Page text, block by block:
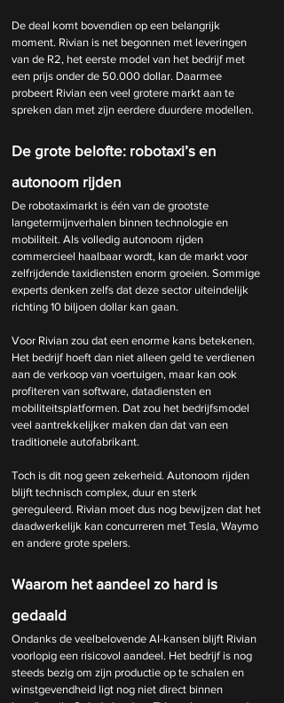
De deal komt bovendien op een belangrijk
moment. Rivian is net begonnen met leveringen
van de R2, het eerste model van het bedrijf met
een prijs onder de 50.000 dollar. Daarmee
probeert Rivian een veel grotere markt aan te
spreken dan met zijn eerdere duurdere modellen.
De grote belofte: robotaxi’s en
autonoom rijden
De robotaximarkt is één van de grootste
langetermijnverhalen binnen technologie en
mobiliteit. Als volledig autonoom rijden
commercieel haalbaar wordt, kan de markt voor
zelfrijdende taxidiensten enorm groeien. Sommige
experts denken zelfs dat deze sector uiteindelijk
richting 10 biljoen dollar kan gaan.
Voor Rivian zou dat een enorme kans betekenen.
Het bedrijf hoeft dan niet alleen geld te verdienen
aan de verkoop van voertuigen, maar kan ook
profiteren van software, datadiensten en
mobiliteitsplatformen. Dat zou het bedrijfsmodel
veel aantrekkelijker maken dan dat van een
traditionele autofabrikant.
Toch is dit nog geen zekerheid. Autonoom rijden
blijft technisch complex, duur en sterk
gereguleerd. Rivian moet dus nog bewijzen dat het
daadwerkelijk kan concurreren met Tesla, Waymo
en andere grote spelers.
Waarom het aandeel zo hard is
gedaald
Ondanks de veelbelovende AI-kansen blijft Rivian
voorlopig een risicovol aandeel. Het bedrijf is nog
steeds bezig om zijn productie op te schalen en
winstgevendheid ligt nog niet direct binnen